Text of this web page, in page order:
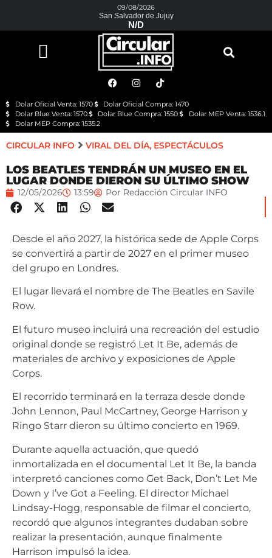
09/08/2026
San Salvador de Jujuy
N/D
Dolar Oficial Venta: 1570
Dolar Oficial Compra: 1470
Dolar Blue Venta: 1570
Dolar Blue Compra: 1550
Dolar MEP Venta: 1536.1
Dolar MEP Compra: 1535.2
CIRCULAR INFO VIRAL DEL DÍA, ESPECTÁCULOS
LOS BEATLES TENDRÁN UN MUSEO EN EL
LUGAR DONDE DIERON SU ÚLTIMO SHOW
12/05/2026 13:59 Por Redacción Circular INFO
Desde el año 2027, la histórica sede de Apple Corps
se convertirá a partir de 2027 en el primer museo
del grupo en Londres.
El lugar llevará el nombre de The Beatles en Savile
Row.
El futuro museo incluirá una recreación del estudio
original donde se registró Let It Be, además de
materiales de archivo y exposiciones de Apple
Corps.
El recorrido terminará en la terraza desde donde
John Lennon, Paul McCartney, George Harrison y
Ringo Starr dieron su último concierto en 1969.
Durante aquella actuación, que quedó
inmortalizada en el documental Let It Be, la banda
interpretó canciones como Get Back, Don’t Let Me
Down y I’ve Got a Feeling. El director Michael
Lindsay-Hogg, responsable de filmar el concierto,
recordó que algunos integrantes dudaban sobre
realizar la presentación, aunque finalmente
Harrison impulsó la idea.